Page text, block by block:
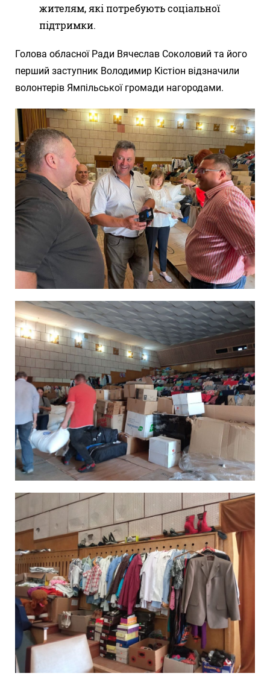
жителям, які потребують соціальної
підтримки.
Голова обласної Ради Вячеслав Соколовий та його
перший заступник Володимир Кістіон відзначили
волонтерів Ямпільської громади нагородами.